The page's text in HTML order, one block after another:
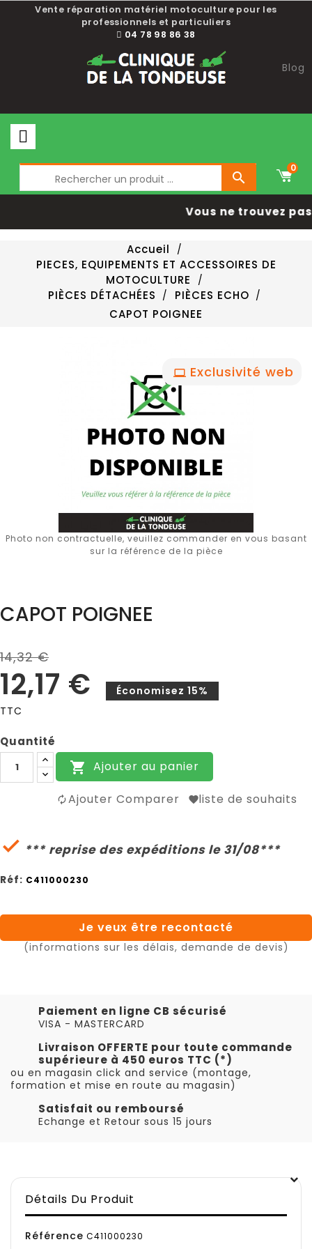
Vente réparation matériel motoculture pour les
professionnels et particuliers
04 78 98 86 38
Blog

0
Vous ne trouvez
Accueil
PIECES, EQUIPEMENTS ET ACCESSOIRES DE
MOTOCULTURE
PIÈCES DÉTACHÉES
PIÈCES ECHO
CAPOT POIGNEE
Exclusivité web
Photo non contractuelle, veuillez commander en vous basant
sur la référence de la pièce
CAPOT POIGNEE
14,32 €
12,17 €
Économisez 15%
TTC
Quantité
 Ajouter au panier
Ajouter Comparer liste de souhaits
 *** reprise des expéditions le 31/08***
Réf: C411000230
Je veux être recontacté
(informations sur les délais, demande de devis)
Paiement en ligne CB sécurisé
VISA - MASTERCARD
Livraison OFFERTE pour toute commande
supérieure à 450 euros TTC (*)
ou en magasin click and service (montage,
formation et mise en route au magasin)
Satisfait ou remboursé
Echange et Retour sous 15 jours
Détails Du Produit
Référence C411000230